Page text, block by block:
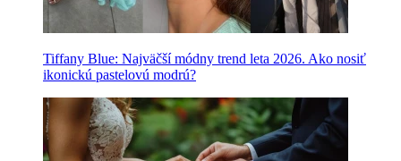
Tiffany Blue: Najväčší módny trend leta 2026. Ako nosiť
ikonickú pastelovú modrú?